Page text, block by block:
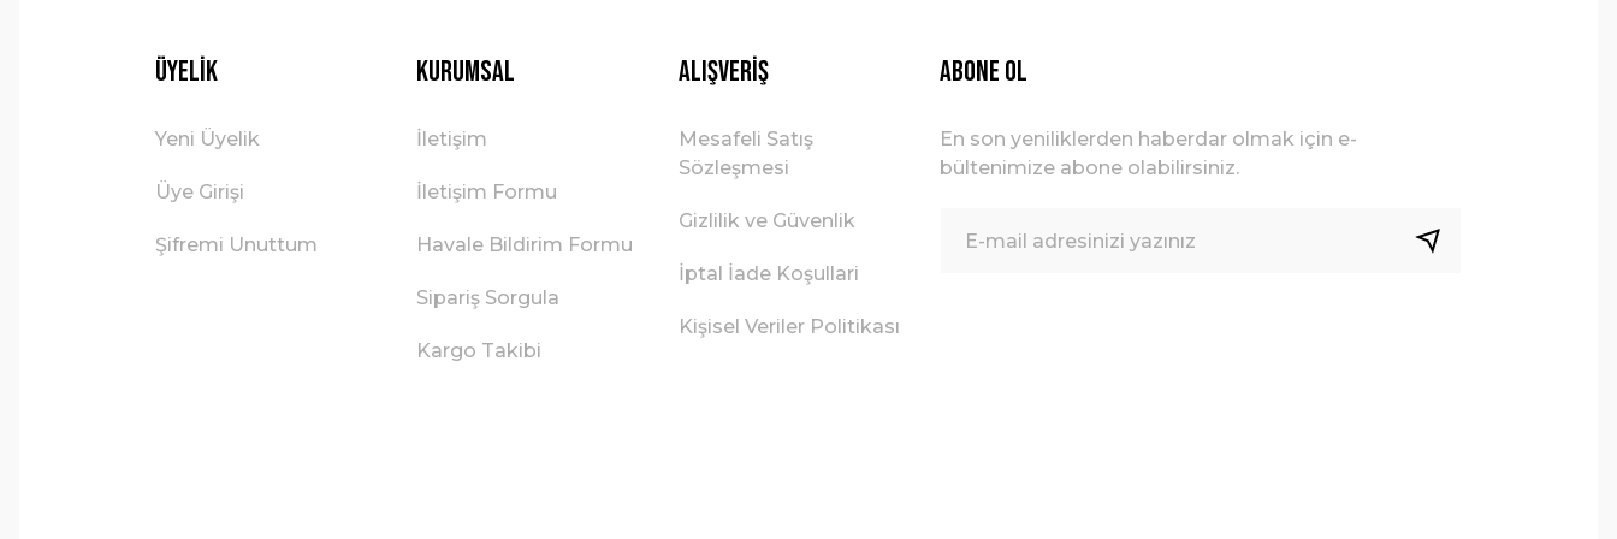
Üyelik
Yeni Üyelik
Üye Girişi
Şifremi Unuttum
Kurumsal
İletişim
İletişim Formu
Havale Bildirim Formu
Sipariş Sorgula
Kargo Takibi
Alışveriş
Mesafeli Satış
Sözleşmesi
Gizlilik ve Güvenlik
İptal İade Koşullari
Kişisel Veriler Politikası
ABONE OL
En son yeniliklerden haberdar olmak için e-
bültenimize abone olabilirsiniz.